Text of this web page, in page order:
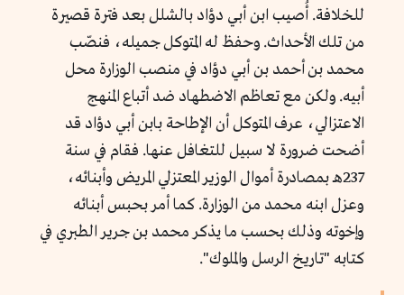
للخلافة. أُصيب ابن أبي دؤاد بالشلل بعد فترة قصيرة
من تلك الأحداث. وحفظ له المتوكل جميله، فنصّب
محمد بن أحمد بن أبي دؤاد في منصب الوزارة محل
أبيه. ولكن مع تعاظم الاضطهاد ضد أتباع المنهج
الاعتزالي، عرف المتوكل أن الإطاحة بابن أبي دؤاد قد
أضحت ضرورة لا سبيل للتغافل عنها. فقام في سنة
237هـ بمصادرة أموال الوزير المعتزلي المريض وأبنائه،
وعزل ابنه محمد من الوزارة. كما أمر بحبس أبنائه
وإخوته وذلك بحسب ما يذكر محمد بن جرير الطبري في
كتابه "تاريخ الرسل والملوك".